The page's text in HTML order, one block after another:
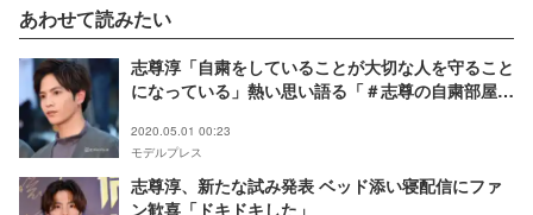
あわせて読みたい
志尊淳「自粛をしていることが大切な人を守ること
になっている」熱い思い語る「＃志尊の自粛部屋」
2020.05.01 00:23
モデルプレス
志尊淳、新たな試み発表 ベッド添い寝配信にファ
ン歓喜「ドキドキした」